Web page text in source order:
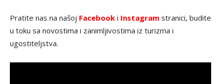
Pratite nas na našoj Facebook i Instagram stranici, budite
u toku sa novostima i zanimljivostima iz turizma i
ugostiteljstva.